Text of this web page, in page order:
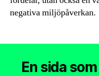
negativa miljöpåverkan.
En sida